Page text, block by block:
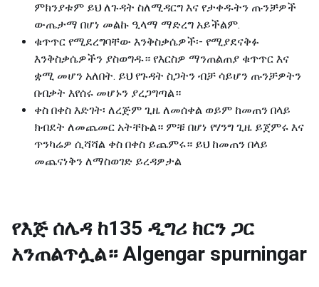
ምክንያቱም ይህ ለጉዳት ስለሚዳርግ እና የታቀዱትን ጡንቻዎች
ውጤታማ በሆነ መልኩ ዒላማ ማድረግ አይችልም.
ቁጥጥር የሚደረግባቸው እንቅስቃሴዎች፡- የሚያደናቅፉ
እንቅስቃሴዎችን ያስወግዱ። የእርስዎ ማንጠልጠያ ቁጥጥር እና
ቋሚ መሆን አለበት. ይህ የጉዳት ስጋትን ብቻ ሳይሆን ጡንቻዎትን
በብቃት እየሰሩ መሆኑን ያረጋግጣል።
ቀስ በቀስ እድገት፡ ለረጅም ጊዜ ለመሰቀል ወይም ከመጠን በላይ
ክብደት ለመጨመር አትቸኩል። ምቹ በሆነ የሃንግ ጊዜ ይጀምሩ እና
ጥንካሬዎ ሲሻሻል ቀስ በቀስ ይጨምሩ። ይህ ከመጠን በላይ
መጨናነቅን ለማስወገድ ይረዳዎታል
የእጅ ሰሌዳ ከ135 ዲግሪ ክርን ጋር
አንጠልጥሏል። Algengar spurningar